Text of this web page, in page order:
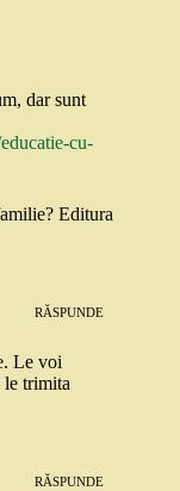
dar sunt
cu-
Editura
RĂSPUNDE
Le voi
le trimita
RĂSPUNDE